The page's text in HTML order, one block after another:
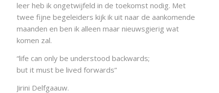
leer heb ik ongetwijfeld in de toekomst nodig. Met
twee fijne begeleiders kijk ik uit naar de aankomende
maanden en ben ik alleen maar nieuwsgierig wat
komen zal.
“life can only be understood backwards;
but it must be lived forwards”
Jirini Delfgaauw.